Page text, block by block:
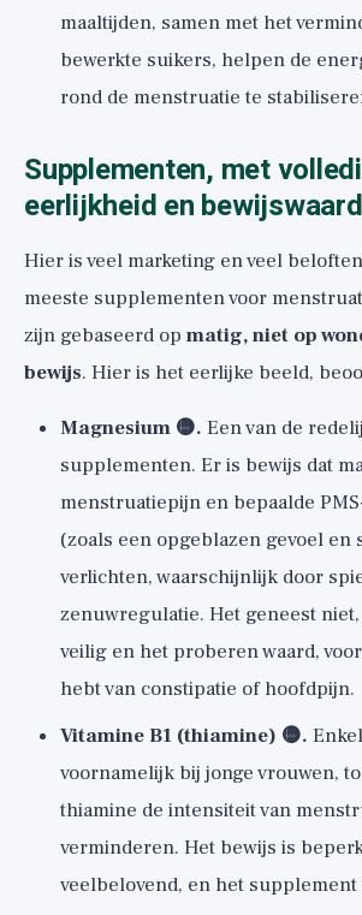
maaltijden, samen met het
bewerkte suikers, helpen de
rond de menstruatie te
Supplementen, met
eerlijkheid en
Hier is veel marketing en veel
meeste supplementen voor
zijn gebaseerd op matig, niet op
bewijs. Hier is het eerlijke beeld,
Magnesium 🟡. Een van de
supplementen. Er is bewijs dat
menstruatiepijn en bepaalde
(zoals een opgeblazen gevoel en
verlichten, waarschijnlijk door
zenuwregulatie. Het geneest
veilig en het proberen waard,
hebt van constipatie of hoofdpijn.
Vitamine B1 (thiamine) 🟡.
voornamelijk bij jonge vrouwen,
thiamine de intensiteit van
verminderen. Het bewijs is
veelbelovend, en het supplement